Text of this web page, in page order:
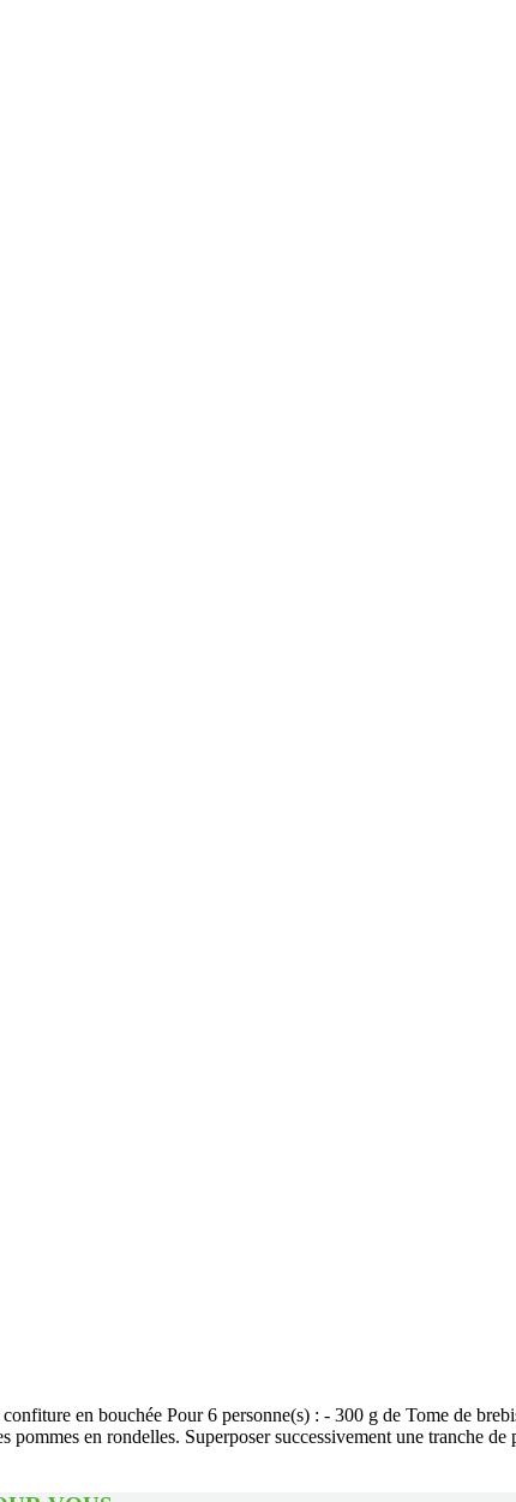
en bouchée Pour 6 personne(s) : - 300 g de Tome de
en rondelles. Superposer successivement une tranche